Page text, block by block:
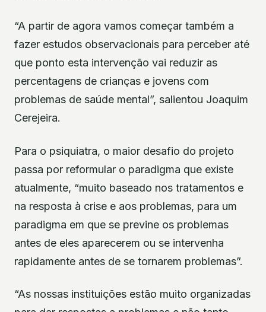
“A partir de agora vamos começar também a
fazer estudos observacionais para perceber até
que ponto esta intervenção vai reduzir as
percentagens de crianças e jovens com
problemas de saúde mental”, salientou Joaquim
Cerejeira.
Para o psiquiatra, o maior desafio do projeto
passa por reformular o paradigma que existe
atualmente, “muito baseado nos tratamentos e
na resposta à crise e aos problemas, para um
paradigma em que se previne os problemas
antes de eles aparecerem ou se intervenha
rapidamente antes de se tornarem problemas”.
“As nossas instituições estão muito organizadas